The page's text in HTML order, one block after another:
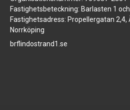
Fastighetsbeteckning: Barlasten 1
Fastighetsadress: Propellergatan 2,4,
Norrköping
brflindostrand1.se